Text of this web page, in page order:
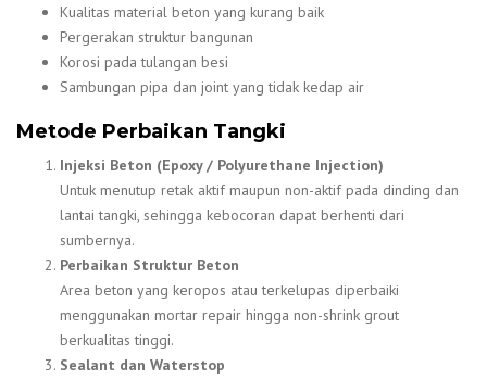
Kualitas material beton yang kurang baik
Pergerakan struktur bangunan
Korosi pada tulangan besi
Sambungan pipa dan joint yang tidak kedap air
Metode Perbaikan Tangki
Injeksi Beton (Epoxy / Polyurethane Injection)
Untuk menutup retak aktif maupun non-aktif pada dinding dan
lantai tangki, sehingga kebocoran dapat berhenti dari
sumbernya.
Perbaikan Struktur Beton
Area beton yang keropos atau terkelupas diperbaiki
menggunakan mortar repair hingga non-shrink grout
berkualitas tinggi.
Sealant dan Waterstop